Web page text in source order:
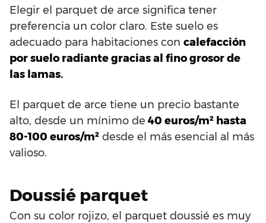
Elegir el parquet de arce significa tener
preferencia un color claro. Este suelo es
adecuado para habitaciones con calefacción
por suelo radiante gracias al fino grosor de
las lamas.
El parquet de arce tiene un precio bastante
alto, desde un mínimo de 40 euros/m² hasta
80-100 euros/m² desde el más esencial al más
valioso.
Doussié parquet
Con su color rojizo, el parquet doussié es muy